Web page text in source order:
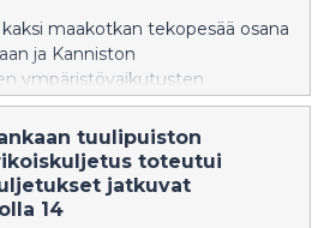
maakotkan tekopesää osana
ja Kanniston
ympäristövaikutusten
tuulipuiston
toteutui
jatkuvat
14